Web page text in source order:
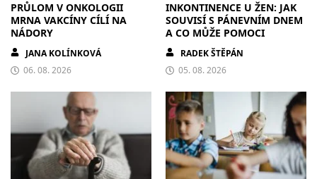
PRŮLOM V ONKOLOGII
MRNA VAKCÍNY CÍLÍ NA
NÁDORY
JANA KOLÍNKOVÁ
06. 08. 2026
INKONTINENCE U ŽEN: JAK
SOUVISÍ S PÁNEVNÍM DNEM
A CO MŮŽE POMOCI
RADEK ŠTĚPÁN
05. 08. 2026